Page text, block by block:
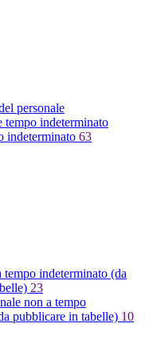
personale
tempo indeterminato
indeterminato 63
tempo indeterminato (da
23
non a tempo
pubblicare in tabelle) 10